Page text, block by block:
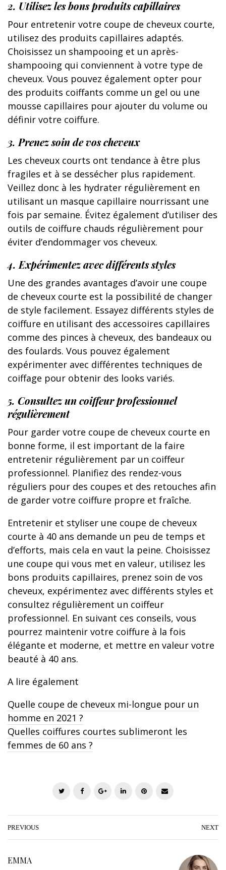
2. Utilisez les bons produits capillaires
Pour entretenir votre coupe de cheveux courte,
utilisez des produits capillaires adaptés.
Choisissez un shampooing et un après-
shampooing qui conviennent à votre type de
cheveux. Vous pouvez également opter pour
des produits coiffants comme un gel ou une
mousse capillaires pour ajouter du volume ou
définir votre coiffure.
3. Prenez soin de vos cheveux
Les cheveux courts ont tendance à être plus
fragiles et à se dessécher plus rapidement.
Veillez donc à les hydrater régulièrement en
utilisant un masque capillaire nourrissant une
fois par semaine. Évitez également d’utiliser des
outils de coiffure chauds régulièrement pour
éviter d’endommager vos cheveux.
4. Expérimentez avec différents styles
Une des grandes avantages d’avoir une coupe
de cheveux courte est la possibilité de changer
de style facilement. Essayez différents styles de
coiffure en utilisant des accessoires capillaires
comme des pinces à cheveux, des bandeaux ou
des foulards. Vous pouvez également
expérimenter avec différentes techniques de
coiffage pour obtenir des looks variés.
5. Consultez un coiffeur professionnel
régulièrement
Pour garder votre coupe de cheveux courte en
bonne forme, il est important de la faire
entretenir régulièrement par un coiffeur
professionnel. Planifiez des rendez-vous
réguliers pour des coupes et des retouches afin
de garder votre coiffure propre et fraîche.
Entretenir et styliser une coupe de cheveux
courte à 40 ans demande un peu de temps et
d’efforts, mais cela en vaut la peine. Choisissez
une coupe qui vous met en valeur, utilisez les
bons produits capillaires, prenez soin de vos
cheveux, expérimentez avec différents styles et
consultez régulièrement un coiffeur
professionnel. En suivant ces conseils, vous
pourrez maintenir votre coiffure à la fois
élégante et moderne, et mettre en valeur votre
beauté à 40 ans.
A lire également
Quelle coupe de cheveux mi-longue pour un
homme en 2021 ?
Quelles coiffures courtes sublimeront les
femmes de 60 ans ?
i
t
c
b
o
l
n
e
n
e
a
l
PREVIOUS NEXT
EMMA